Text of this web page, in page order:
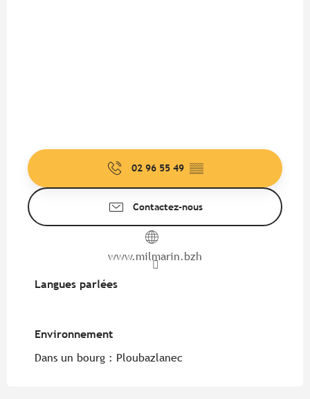
02 96 55 49 ▒▒
Contactez-nous
www.milmarin.bzh
Langues parlées
Langues parlées
Environnement
Environnement
Dans un bourg : Ploubazlanec